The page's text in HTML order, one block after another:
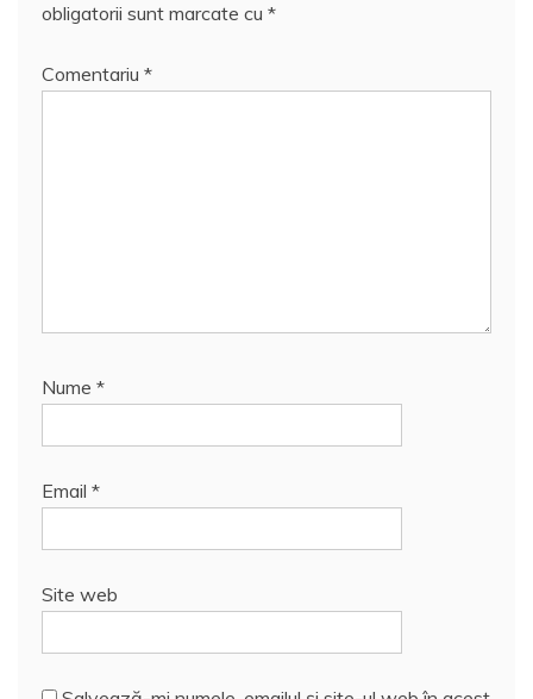
obligatorii sunt marcate cu *
Comentariu *
Nume *
Email *
Site web